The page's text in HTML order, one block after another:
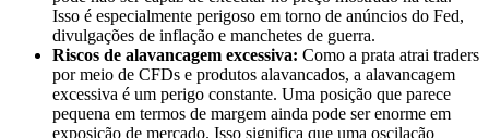
Isso é especialmente perigoso em torno de anúncios do Fed,
divulgações de inflação e manchetes de guerra.
Riscos de alavancagem excessiva: Como a prata atrai traders
por meio de CFDs e produtos alavancados, a alavancagem
excessiva é um perigo constante. Uma posição que parece
pequena em termos de margem ainda pode ser enorme em
exposição de mercado. Isso significa que uma oscilação